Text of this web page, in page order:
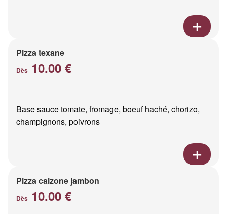
Pizza texane
Dès 10.00 €
Base sauce tomate, fromage, boeuf haché, chorizo,
champignons, poivrons
Pizza calzone jambon
Dès 10.00 €